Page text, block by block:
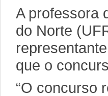
A professora
do Norte
que o
“O concurso